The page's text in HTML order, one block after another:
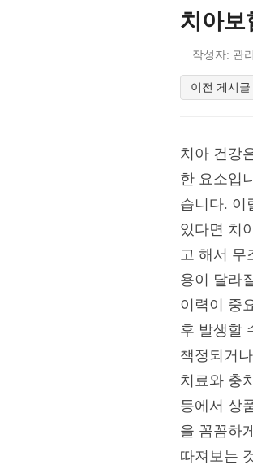
치아보
작성자: 관
이전 게시글
치아 건강
한 요소입
습니다. 이
있다면 치
고 해서 무
용이 달라
이력이 중
후 발생할
책정되거
치료와 충
등에서 상
을 꼼꼼하
따져보는